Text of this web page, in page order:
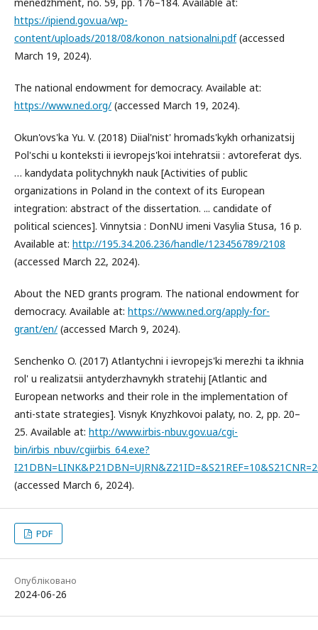
https://ipiend.gov.ua/wp-
content/uploads/2018/08/konon_natsionalni.pdf(accessed
March 19, 2024).
The national endowment for democracy. Available at:
https://www.ned.org/ (accessed March 19, 2024).
Okun'ovs'ka Yu. V. (2018) Diial'nist' hromads'kykh orhanizatsij
Pol'schi u konteksti ii ievropejs'koi intehratsii : avtoreferat dys.
… kandydata politychnykh nauk [Activities of public
organizations in Poland in the context of its European
integration: abstract of the dissertation. ... candidate of
political sciences]. Vinnytsia : DonNU imeni Vasylia Stusa, 16 p.
Available at: http://195.34.206.236/handle/123456789/2108
(accessed March 22, 2024).
About the NED grants program. The national endowment for
democracy. Available at: https://www.ned.org/apply-for-
grant/en/ (accessed March 9, 2024).
Senchenko O. (2017) Atlantychni i ievropejs'ki merezhi ta ikhnia
rol' u realizatsii antyderzhavnykh stratehij [Atlantic and
European networks and their role in the implementation of
anti-state strategies]. Visnyk Knyzhkovoi palaty, no. 2, pp. 20–
25. Available at: http://www.irbis-nbuv.gov.ua/cgi-
bin/irbis_nbuv/cgiirbis_64.exe?
(accessed March 6, 2024).
PDF
Опубліковано
2024-06-26